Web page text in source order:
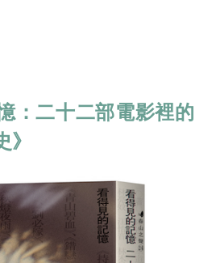
：二十二部電影裡的
》